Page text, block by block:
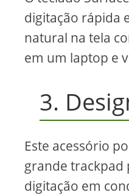
digitação rápida
natural na tela
em um laptop e
3.
Este acessório
grande trackpad
digitação em